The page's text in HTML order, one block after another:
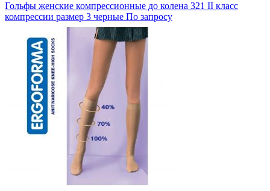
Гольфы женские компрессионные до колена 321 II класс
компрессии размер 3 черные По запросу